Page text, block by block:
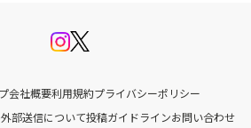
会社概要利用規約プライバシーポリシー
部送信について投稿ガイドラインお問い合わせ